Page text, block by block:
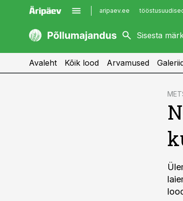
aripaev.ee
kaubandus.ee
kinnisvarauudised.ee
Avaleht Kõik lood Arvamused